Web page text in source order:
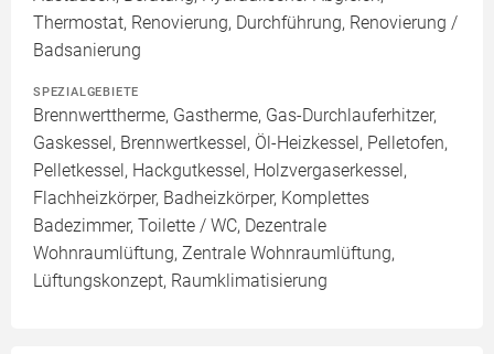
Thermostat, Renovierung, Durchführung, Renovierung /
Badsanierung
SPEZIALGEBIETE
Brennwerttherme, Gastherme, Gas-Durchlauferhitzer,
Gaskessel, Brennwertkessel, Öl-Heizkessel, Pelletofen,
Pelletkessel, Hackgutkessel, Holzvergaserkessel,
Flachheizkörper, Badheizkörper, Komplettes
Badezimmer, Toilette / WC, Dezentrale
Wohnraumlüftung, Zentrale Wohnraumlüftung,
Lüftungskonzept, Raumklimatisierung